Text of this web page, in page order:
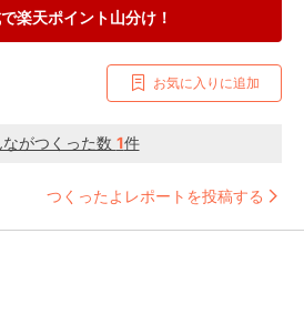
楽天ポイント山分け！
お気に入りに追加
がつくった数 1件
つくったよレポートを投稿する